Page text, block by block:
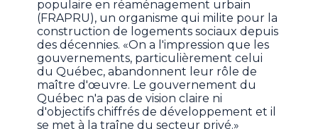
populaire en réaménagement urbain
(FRAPRU), un organisme qui milite pour la
construction de logements sociaux depuis
des décennies. «On a l'impression que les
gouvernements, particulièrement celui
du Québec, abandonnent leur rôle de
maître d'œuvre. Le gouvernement du
Québec n'a pas de vision claire ni
d'objectifs chiffrés de développement et il
se met à la traîne du secteur privé.»